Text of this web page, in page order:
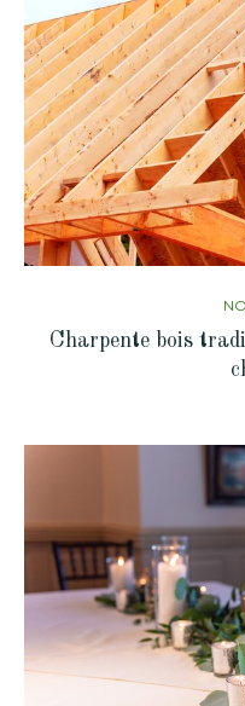
Charpente bois